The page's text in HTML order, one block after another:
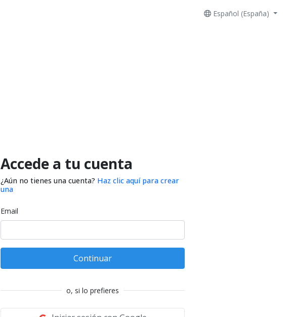
Español (España)
Accede a tu cuenta
¿Aún no tienes una cuenta? Haz clic aquí para crear
una
Email
Continuar
o, si lo prefieres